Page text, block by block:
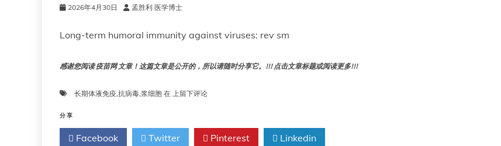
2026年4月30日 孟胜利 医学博士
Long-term humoral immunity against viruses: rev sm
感谢您阅读 疫苗网 文章！这篇文章是公开的，所以请随时分享它。!!! 点击文章标题或阅读更多!!!
长期体液免疫,抗病毒,浆细胞 在 抗
长
期
上留下评论
分享
Facebook Twitter Pinterest Linkedin